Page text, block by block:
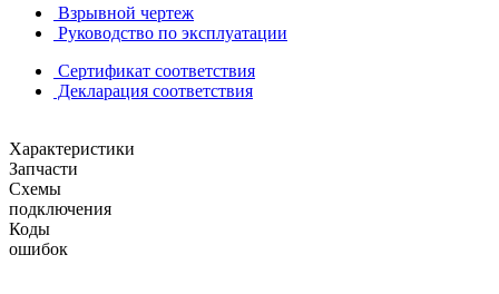
Взрывной чертеж
Руководство по эксплуатации
Сертификат соответствия
Декларация соответствия
Характеристики
Запчасти
Схемы
подключения
Коды
ошибок